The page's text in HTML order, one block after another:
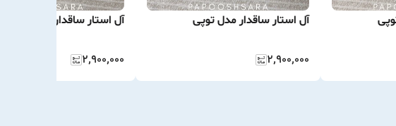
آل استار ساقدار مدل توپی
۲٬۹۰۰٬۰۰۰
آل استار ساقدار مدل توپی
۲٬۹۰۰٬۰۰۰